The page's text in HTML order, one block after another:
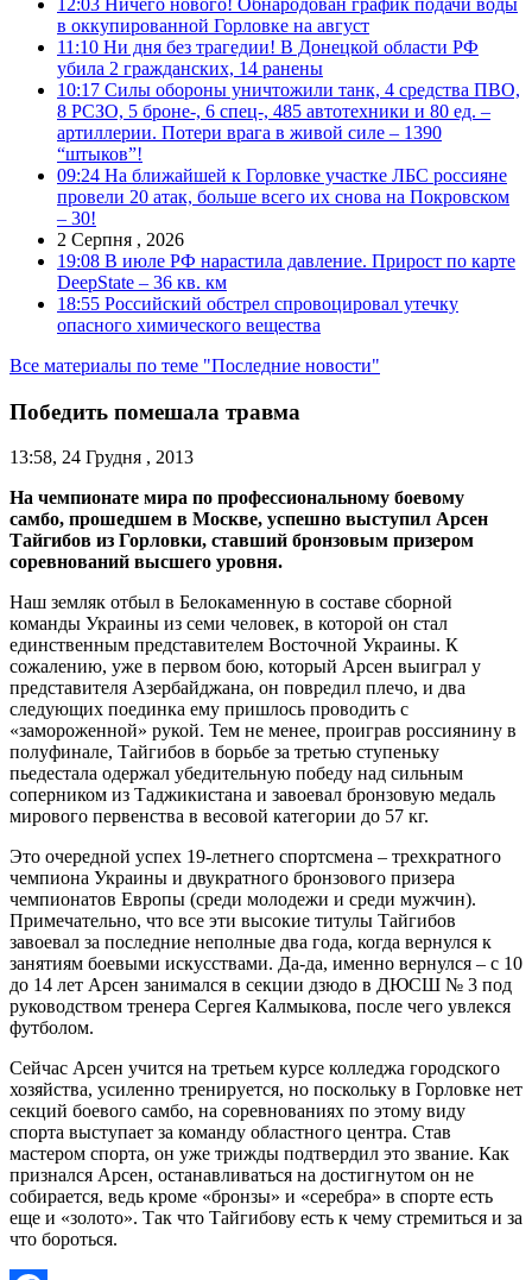
в оккупированной Горловке на август
11:10 Ни дня без трагедии! В Донецкой области РФ
убила 2 гражданских, 14 ранены
10:17 Силы обороны уничтожили танк, 4 средства ПВО,
8 РСЗО, 5 броне-, 6 спец-, 485 автотехники и 80 ед. –
артиллерии. Потери врага в живой силе – 1390
“штыков”!
09:24 На ближайшей к Горловке участке ЛБС россияне
провели 20 атак, больше всего их снова на Покровском
– 30!
2 Серпня , 2026
19:08 В июле РФ нарастила давление. Прирост по карте
DeepState – 36 кв. км
18:55 Российский обстрел спровоцировал утечку
опасного химического вещества
Все материалы по теме "Последние новости"
Победить помешала травма
13:58, 24 Грудня , 2013
На чемпионате мира по профессиональному боевому
самбо, прошедшем в Москве, успешно выступил Арсен
Тайгибов из Горловки, ставший бронзовым призером
соревнований высшего уровня.
Наш земляк отбыл в Белокаменную в составе сборной
команды Украины из семи человек, в которой он стал
единственным представителем Восточной Украины. К
сожалению, уже в первом бою, который Арсен выиграл у
представителя Азербайджана, он повредил плечо, и два
следующих поединка ему пришлось проводить с
«замороженной» рукой. Тем не менее, проиграв россиянину в
полуфинале, Тайгибов в борьбе за третью ступеньку
пьедестала одержал убедительную победу над сильным
соперником из Таджикистана и завоевал бронзовую медаль
мирового первенства в весовой категории до 57 кг.
Это очередной успех 19-летнего спортсмена – трехкратного
чемпиона Украины и двукратного бронзового призера
чемпионатов Европы (среди молодежи и среди мужчин).
Примечательно, что все эти высокие титулы Тайгибов
завоевал за последние неполные два года, когда вернулся к
занятиям боевыми искусствами. Да-да, именно вернулся – с 10
до 14 лет Арсен занимался в секции дзюдо в ДЮСШ № 3 под
руководством тренера Сергея Калмыкова, после чего увлекся
футболом.
Сейчас Арсен учится на третьем курсе колледжа городского
хозяйства, усиленно тренируется, но поскольку в Горловке нет
секций боевого самбо, на соревнованиях по этому виду
спорта выступает за команду областного центра. Став
мастером спорта, он уже трижды подтвердил это звание. Как
признался Арсен, останавливаться на достигнутом он не
собирается, ведь кроме «бронзы» и «серебра» в спорте есть
еще и «золото». Так что Тайгибову есть к чему стремиться и за
что бороться.